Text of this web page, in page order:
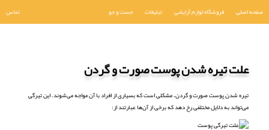
صفحه اصلی فروشگاه لوازم آرایشی تبلیغات جست و جو تماس
علت تیره شدن پوست صورت و گردن
تیره شدن پوست صورت و گردن، مشکلی است که بسیاری از افراد با آن مواجه می‌شوند. این تیرگی
می‌تواند به دلایل مختلفی رخ دهد که برخی از آن‌ها عبارتند از: